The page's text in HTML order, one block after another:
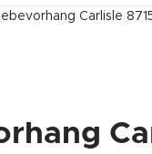
Carlisle